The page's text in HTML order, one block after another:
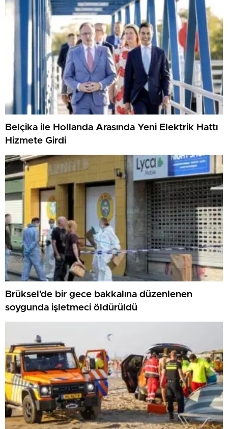
Belçika ile Hollanda Arasında Yeni Elektrik Hattı
Hizmete Girdi
Brüksel’de bir gece bakkalına düzenlenen
soygunda işletmeci öldürüldü